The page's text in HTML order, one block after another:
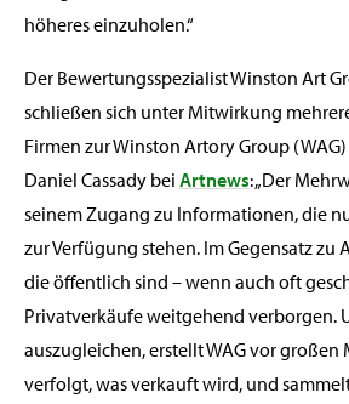
höheres einzuholen.“
Der Bewertungsspezialist Winston Art
schließen sich unter Mitwirkung
Firmen zur Winston Artory Group
Daniel Cassady bei Artnews: „Der
seinem Zugang zu Informationen, die
zur Verfügung stehen. Im Gegensatz zu
die öffentlich sind – wenn auch oft
Privatverkäufe weitgehend verborgen.
auszugleichen, erstellt WAG vor großen
verfolgt, was verkauft wird, und